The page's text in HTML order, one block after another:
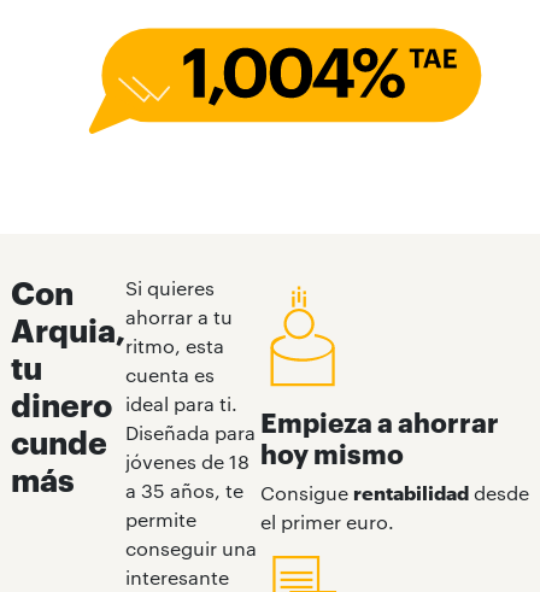
Con
Arquia,
tu
dinero
cunde
más
Si quieres
ahorrar a tu
ritmo, esta
cuenta es
ideal para ti.
Diseñada para
jóvenes de 18
a 35 años, te
permite
conseguir una
interesante
Empieza a ahorrar
hoy mismo
Consigue rentabilidaddesde
el primer euro.